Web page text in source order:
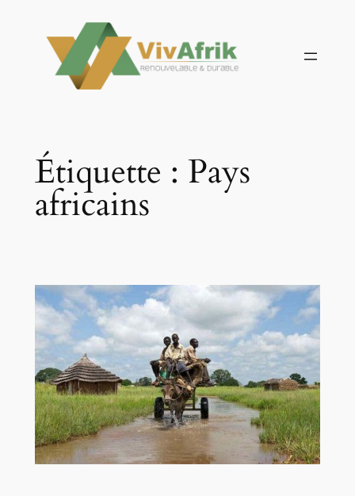
contenu
Étiquette : Pays
africains